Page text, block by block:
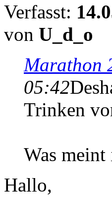
Verfasst:
von U_d_o
Marathon
05:42
Trinken
Was meint
Hallo,